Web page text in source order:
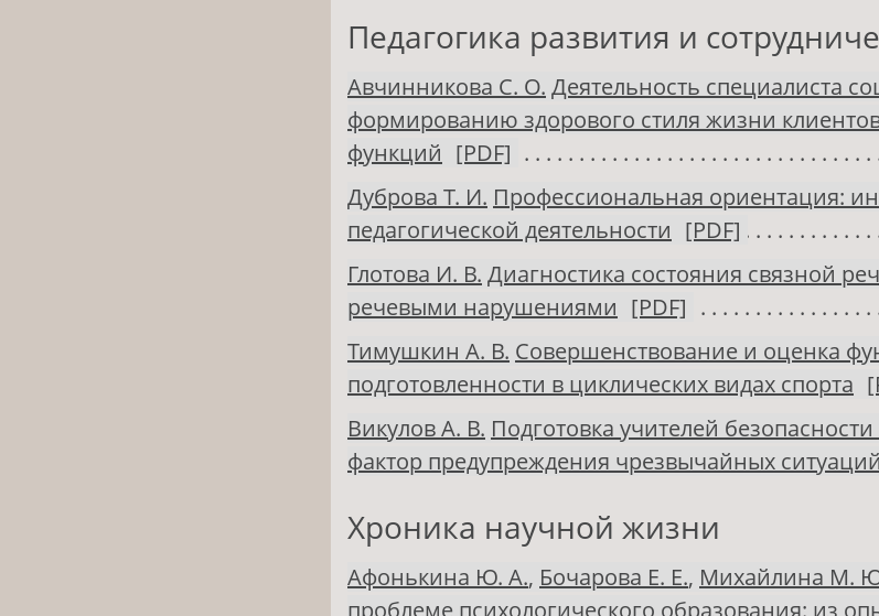
Педагогика развития и
Авчинникова С. О. Деятельность специалиста
формированию здорового стиля жизни
функций [PDF]
Дуброва Т. И. Профессиональная ориентация:
педагогической деятельности [PDF]
Глотова И. В. Диагностика состояния связной
речевыми нарушениями [PDF]
Тимушкин А. В. Совершенствование и оценка
подготовленности в циклических видах спорта
Викулов А. В. Подготовка учителей
фактор предупреждения чрезвычайных ситуаций
Хроника научной жизни
Афонькина Ю. А., Бочарова Е. Е., Михайлина М.